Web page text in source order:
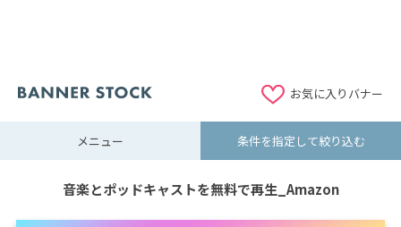
お気に入りバナー
メニュー 条件を指定して絞り込む
音楽とポッドキャストを無料で再生_Amazon